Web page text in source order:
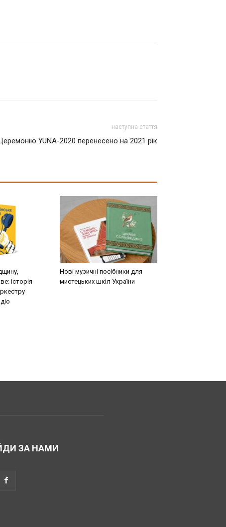
наступна стаття
YUNA-2020 перенесено на 2021 рік
історія
Нові музичні посібники для
мистецьких шкіл України
ЗА НАМИ